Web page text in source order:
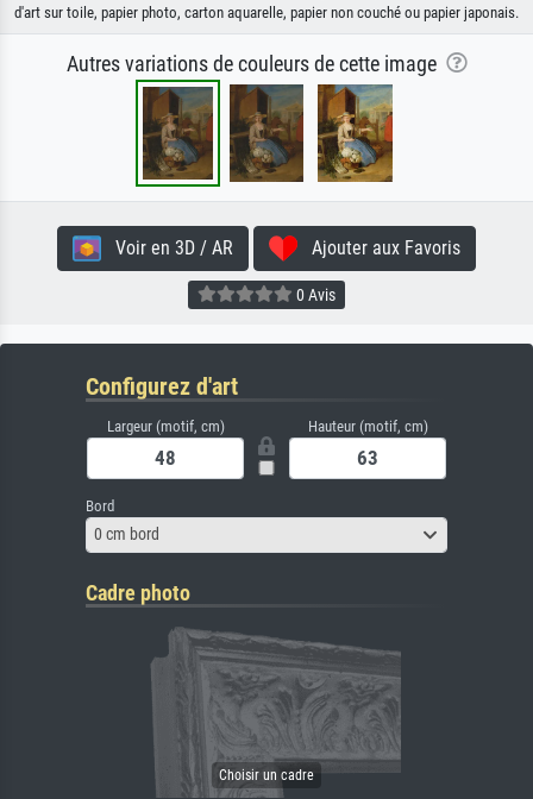
d'art sur toile, papier photo, carton aquarelle, papier non couché ou papier japonais.
Autres variations de couleurs de cette image
Voir en 3D / AR Ajouter aux Favoris
0 Avis
Configurez d'art
Largeur (motif, cm) Hauteur (motif, cm)
Bord
0 cm bord
Cadre photo